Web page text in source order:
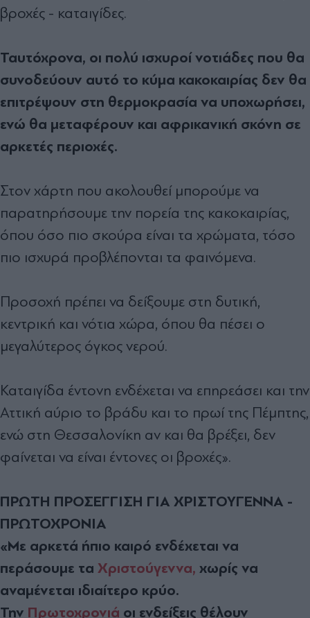
βροχές - καταιγίδες.
Ταυτόχρονα, οι πολύ ισχυροί νοτιάδες που θα
συνοδεύουν αυτό το κύμα κακοκαιρίας δεν θα
επιτρέψουν στη θερμοκρασία να υποχωρήσει,
ενώ θα μεταφέρουν και αφρικανική σκόνη σε
αρκετές περιοχές.
Στον χάρτη που ακολουθεί μπορούμε να
παρατηρήσουμε την πορεία της κακοκαιρίας,
όπου όσο πιο σκούρα είναι τα χρώματα, τόσο
πιο ισχυρά προβλέπονται τα φαινόμενα.
Προσοχή πρέπει να δείξουμε στη δυτική,
κεντρική και νότια χώρα, όπου θα πέσει ο
μεγαλύτερος όγκος νερού.
Καταιγίδα έντονη ενδέχεται να επηρεάσει και την
Αττική αύριο το βράδυ και το πρωί της Πέμπτης,
ενώ στη Θεσσαλονίκη αν και θα βρέξει, δεν
φαίνεται να είναι έντονες οι βροχές».
ΠΡΩΤΗ ΠΡΟΣΕΓΓΙΣΗ ΓΙΑ ΧΡΙΣΤΟΥΓΕΝΝΑ -
ΠΡΩΤΟΧΡΟΝΙΑ
«Με αρκετά ήπιο καιρό ενδέχεται να
περάσουμε τα Χριστούγεννα, χωρίς να
αναμένεται ιδιαίτερο κρύο.
Την Πρωτοχρονιά οι ενδείξεις θέλουν